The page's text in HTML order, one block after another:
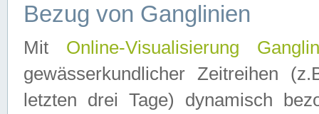
Bezug von Ganglinien
Mit Online-Visualisierung
gewässerkundlicher Zeitreihen
letzten drei Tage) dynamisch